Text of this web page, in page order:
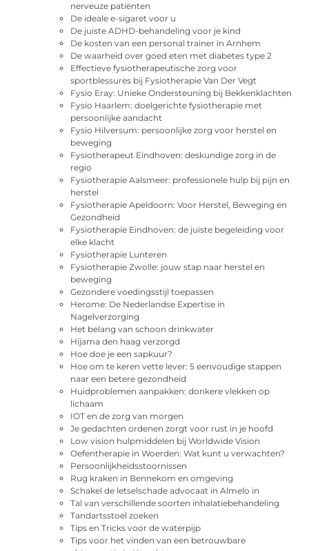
nerveuze patiënten
De ideale e-sigaret voor u
De juiste ADHD-behandeling voor je kind
De kosten van een personal trainer in Arnhem
De waarheid over goed eten met diabetes type 2
Effectieve fysiotherapeutische zorg voor
sportblessures bij Fysiotherapie Van Der Vegt
Fysio Eray: Unieke Ondersteuning bij Bekkenklachten
Fysio Haarlem: doelgerichte fysiotherapie met
persoonlijke aandacht
Fysio Hilversum: persoonlijke zorg voor herstel en
beweging
Fysiotherapeut Eindhoven: deskundige zorg in de
regio
Fysiotherapie Aalsmeer: professionele hulp bij pijn en
herstel
Fysiotherapie Apeldoorn: Voor Herstel, Beweging en
Gezondheid
Fysiotherapie Eindhoven: de juiste begeleiding voor
elke klacht
Fysiotherapie Lunteren
Fysiotherapie Zwolle: jouw stap naar herstel en
beweging
Gezondere voedingsstijl toepassen
Herome: De Nederlandse Expertise in
Nagelverzorging
Het belang van schoon drinkwater
Hijama den haag verzorgd
Hoe doe je een sapkuur?
Hoe om te keren vette lever: 5 eenvoudige stappen
naar een betere gezondheid
Huidproblemen aanpakken: donkere vlekken op
lichaam
IOT en de zorg van morgen
Je gedachten ordenen zorgt voor rust in je hoofd
Low vision hulpmiddelen bij Worldwide Vision
Oefentherapie in Woerden: Wat kunt u verwachten?
Persoonlijkheidsstoornissen
Rug kraken in Bennekom en omgeving
Schakel de letselschade advocaat in Almelo in
Tal van verschillende soorten inhalatiebehandeling
Tandartsstoel zoeken
Tips en Tricks voor de waterpijp
Tips voor het vinden van een betrouwbare